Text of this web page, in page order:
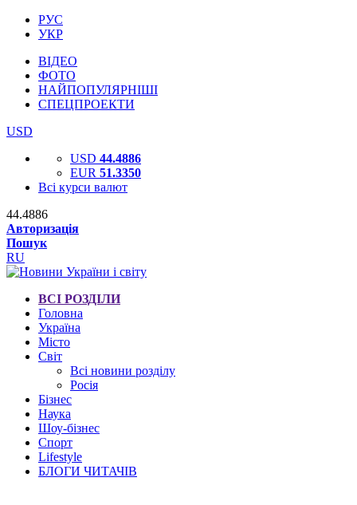
РУС
УКР
ВІДЕО
ФОТО
НАЙПОПУЛЯРНІШІ
СПЕЦПРОЕКТИ
USD
USD 44.4886
EUR 51.3350
Всі курси валют
44.4886
Авторизація
Пошук
RU
ВСІ РОЗДІЛИ
Головна
Україна
Місто
Світ
Всі новини розділу
Росія
Бізнес
Наука
Шоу-бізнес
Спорт
Lifestyle
БЛОГИ ЧИТАЧІВ